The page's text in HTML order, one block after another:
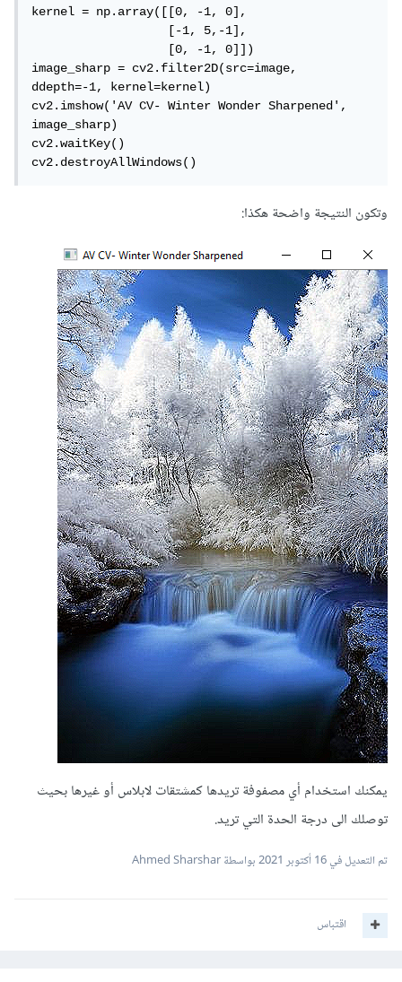
kernel = np.array([[0, -1, 0],
image_sharp = cv2.filter2D(src=image,
ddepth=-1, kernel=kernel)
cv2.imshow('AV CV- Winter Wonder Sharpened',
image_sharp)
cv2.waitKey()
cv2.destroyAllWindows()
وتكون النتيجة واضحة هكذا:
يمكنك استخدام أي مصفوفة تريدها كمشتقات لابلاس أو غيرها بحيث
توصلك الى درجة الحدة التي تريد.
تم التعديل في16 أكتوبر 2021 بواسطة Ahmed Sharshar
اقتباس